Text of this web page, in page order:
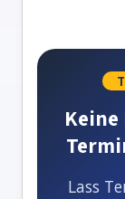
Keine
Lass